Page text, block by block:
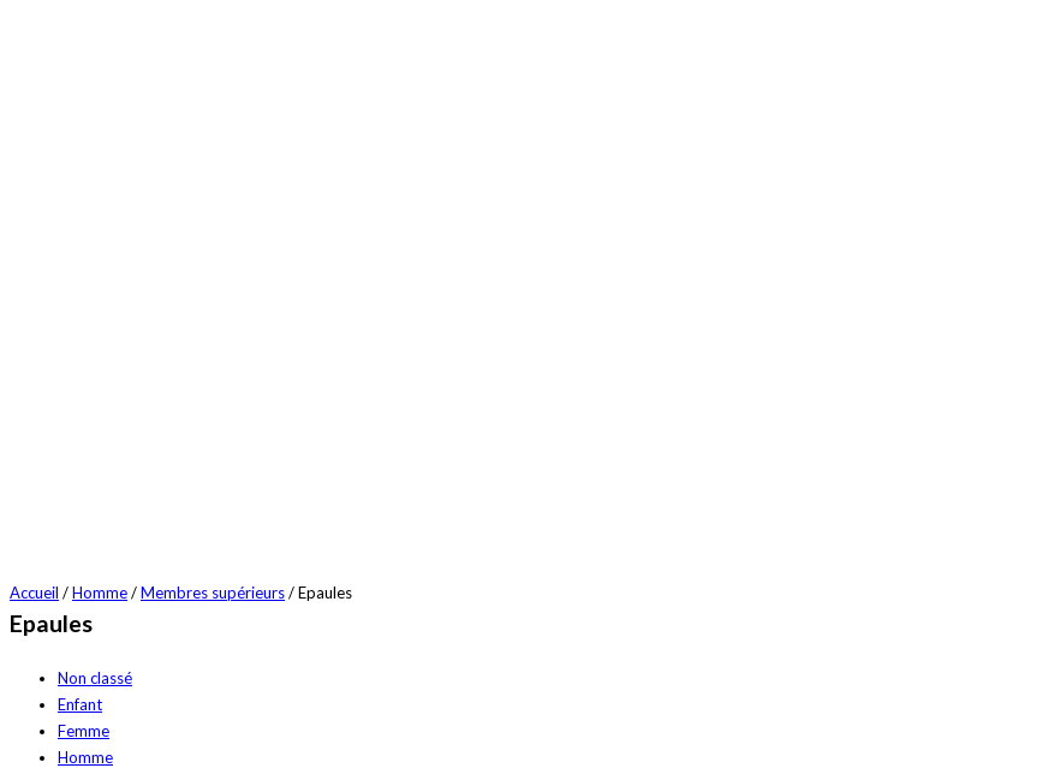
Accueil /Homme/Membres supérieurs/ Epaules
Epaules
Non classé
Enfant
Femme
Homme